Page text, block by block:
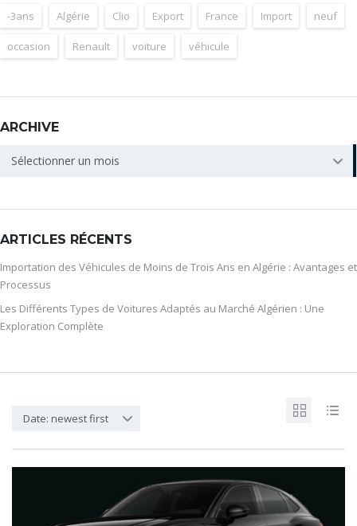
-3ans Algérie Clio Export France Import neuf
occasion Renault voiture véhicule
ARCHIVE
ARCHIVE
Sélectionner un mois
ARTICLES RÉCENTS
Importation des Véhicules de Moins de Trois Ans en Algérie : Avantages et
Processus
Les Différents Types de Voitures Adaptés au Marché Algérien : Une
Exploration Complète
Date: newest first